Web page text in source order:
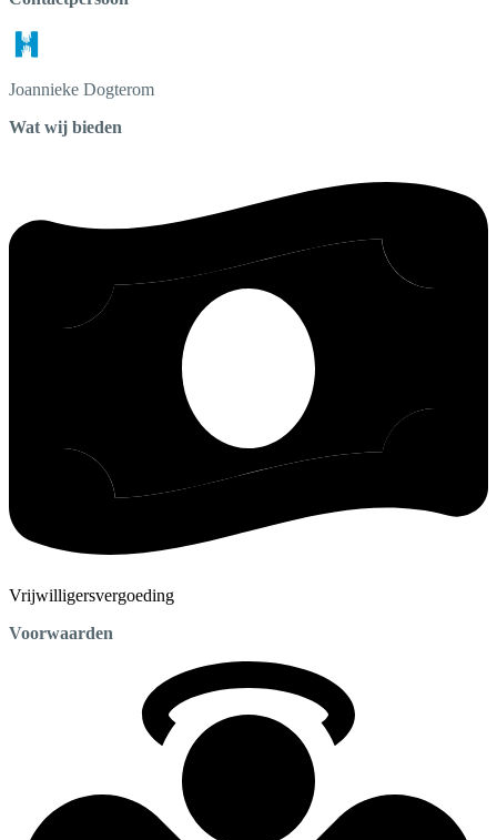
Joannieke Dogterom
Wat wij bieden
Vrijwilligersvergoeding
Voorwaarden